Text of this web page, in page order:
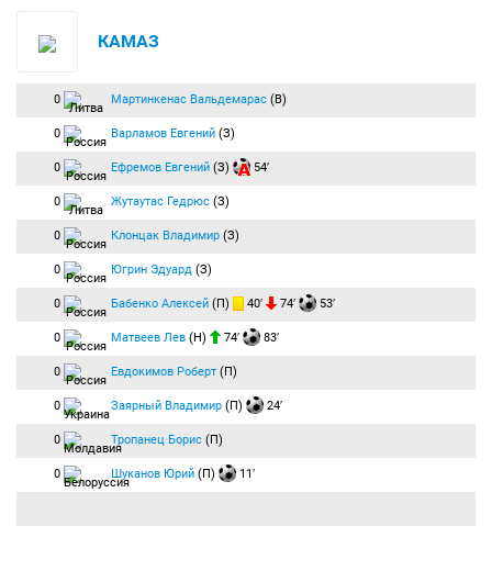
КАМАЗ
0 Мартинкенас Вальдемарас (В)
0 Варламов Евгений (З)
0 Ефремов Евгений (З) 54′
0 Жутаутас Гедрюс (З)
0 Клонцак Владимир (З)
0 Югрин Эдуард (З)
0 Бабенко Алексей (П) 40′ 74′ 53′
0 Матвеев Лев (Н) 74′ 83′
0 Евдокимов Роберт (П)
0 Заярный Владимир (П) 24′
0 Тропанец Борис (П)
0 Шуканов Юрий (П) 11′